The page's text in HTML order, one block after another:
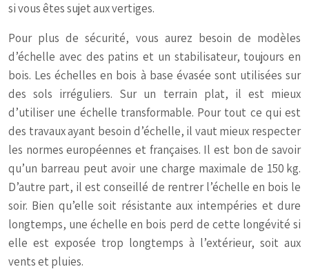
si vous êtes sujet aux vertiges.
Pour plus de sécurité, vous aurez besoin de modèles
d’échelle avec des patins et un stabilisateur, toujours en
bois. Les échelles en bois à base évasée sont utilisées sur
des sols irréguliers. Sur un terrain plat, il est mieux
d’utiliser une échelle transformable. Pour tout ce qui est
des travaux ayant besoin d’échelle, il vaut mieux respecter
les normes européennes et françaises. Il est bon de savoir
qu’un barreau peut avoir une charge maximale de 150 kg.
D’autre part, il est conseillé de rentrer l’échelle en bois le
soir. Bien qu’elle soit résistante aux intempéries et dure
longtemps, une échelle en bois perd de cette longévité si
elle est exposée trop longtemps à l’extérieur, soit aux
vents et pluies.